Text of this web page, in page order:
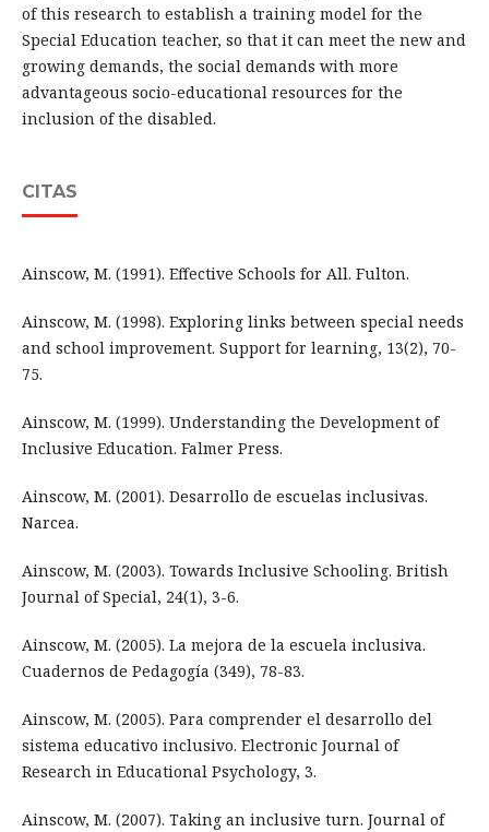
of this research to establish a training model for the
Special Education teacher, so that it can meet the new and
growing demands, the social demands with more
advantageous socio-educational resources for the
inclusion of the disabled.
CITAS
Ainscow, M. (1991). Effective Schools for All. Fulton.
Ainscow, M. (1998). Exploring links between special needs
and school improvement. Support for learning, 13(2), 70-
75.
Ainscow, M. (1999). Understanding the Development of
Inclusive Education. Falmer Press.
Ainscow, M. (2001). Desarrollo de escuelas inclusivas.
Narcea.
Ainscow, M. (2003). Towards Inclusive Schooling. British
Journal of Special, 24(1), 3-6.
Ainscow, M. (2005). La mejora de la escuela inclusiva.
Cuadernos de Pedagogía (349), 78-83.
Ainscow, M. (2005). Para comprender el desarrollo del
sistema educativo inclusivo. Electronic Journal of
Research in Educational Psychology, 3.
Ainscow, M. (2007). Taking an inclusive turn. Journal of